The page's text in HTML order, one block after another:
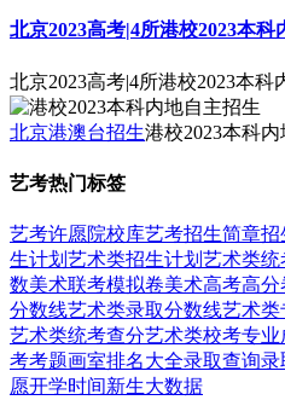
北京2023高考|4所港校2023本
北京2023高考|4所港校2023本科
北京港澳台招生港校2023本科
艺考热门标签
艺考许愿院校库艺考招生简章招
生计划 艺术类招生计划 艺术类统
数美术联考模拟卷美术高考高分
分数线艺术类录取分数线艺术类
艺术类统考查分艺术类校考专业
考考题画室排名大全录取查询录
愿开学时间新生大数据